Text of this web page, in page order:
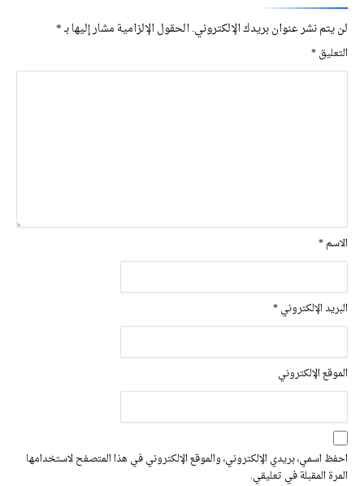
لن يتم نشر عنوان بريدك الإلكتروني.الحقول الإلزامية مشار إليها بـ*
التعليق*
الاسم*
البريد الإلكتروني*
الموقع الإلكتروني
احفظ اسمي، بريدي الإلكتروني، والموقع الإلكتروني في هذا المتصفح لاستخدامها
المرة المقبلة في تعليقي.